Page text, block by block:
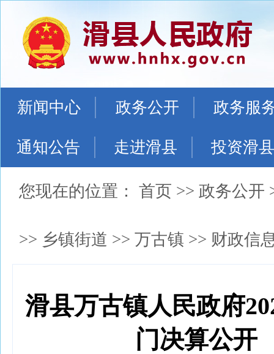
新闻中心 政务公开 政务服
通知公告 走进滑县 投资滑县
您现在的位置： 首页 >> 政务公开
>> 乡镇街道 >> 万古镇 >> 财政信
滑县万古镇人民政府
门决算公开